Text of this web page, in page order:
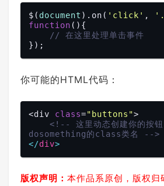
$( document ).on( 'click' ,
function ( ) {
// 在这里处理单击事件
你可能的HTML代码：
<div class="buttons">
<!-- 这里动态创建你的按钮
dosomething的class类名 -->
</div>
版权声明： 本作品系原创，版权归